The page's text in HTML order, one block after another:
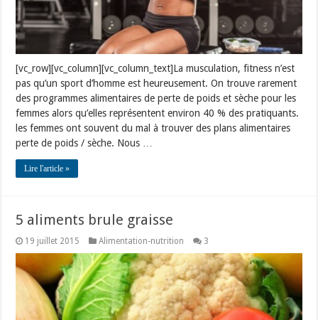
[vc_row][vc_column][vc_column_text]La musculation, fitness n’est
pas qu’un sport d’homme est heureusement. On trouve rarement
des programmes alimentaires de perte de poids et sèche pour les
femmes alors qu’elles représentent environ 40 % des pratiquants.
les femmes ont souvent du mal à trouver des plans alimentaires
perte de poids / sèche. Nous …
Lire l'article »
5 aliments brule graisse
19 juillet 2015 Alimentation-nutrition 3